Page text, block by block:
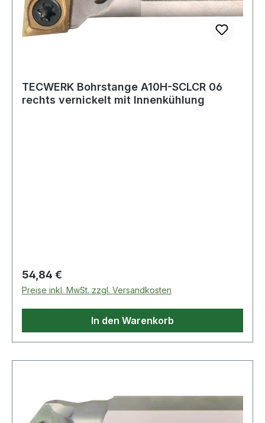
TECWERK Bohrstange A10H-SCLCR 06
rechts vernickelt mit Innenkühlung
Regulärer Preis:
54,84 €
Preise inkl. MwSt. zzgl. Versandkosten
In den Warenkorb